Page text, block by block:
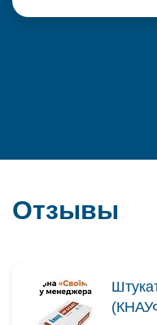
Отзывы